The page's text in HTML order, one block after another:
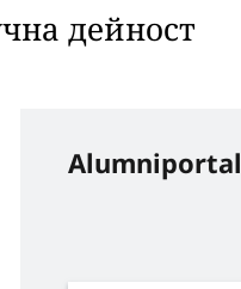
дейност
Alumniportal